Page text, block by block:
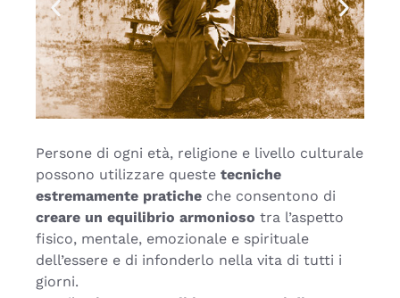
Persone di ogni età, religione e livello culturale
possono utilizzare queste tecniche
estremamente pratiche che consentono di
creare un equilibrio armonioso tra l’aspetto
fisico, mentale, emozionale e spirituale
dell’essere e di infonderlo nella vita di tutti i
giorni.